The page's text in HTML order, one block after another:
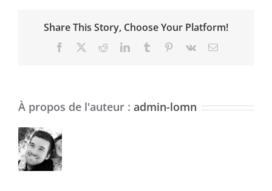
Share This Story, Choose Your Platform!
Facebook RedditLinkedInTumblr Pinterest
Vk Email
À propos de l'auteur : admin-lomn